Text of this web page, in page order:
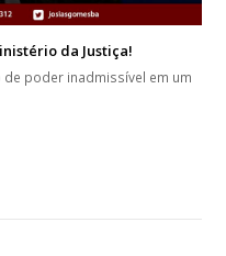
da Justiça!
poder inadmissível em um